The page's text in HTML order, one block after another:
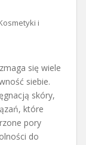
i
się wiele
siebie.
skóry,
które
pory
do